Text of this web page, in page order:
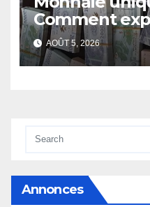
Comment
face de la
AOÛT 5, 2026
Annonces